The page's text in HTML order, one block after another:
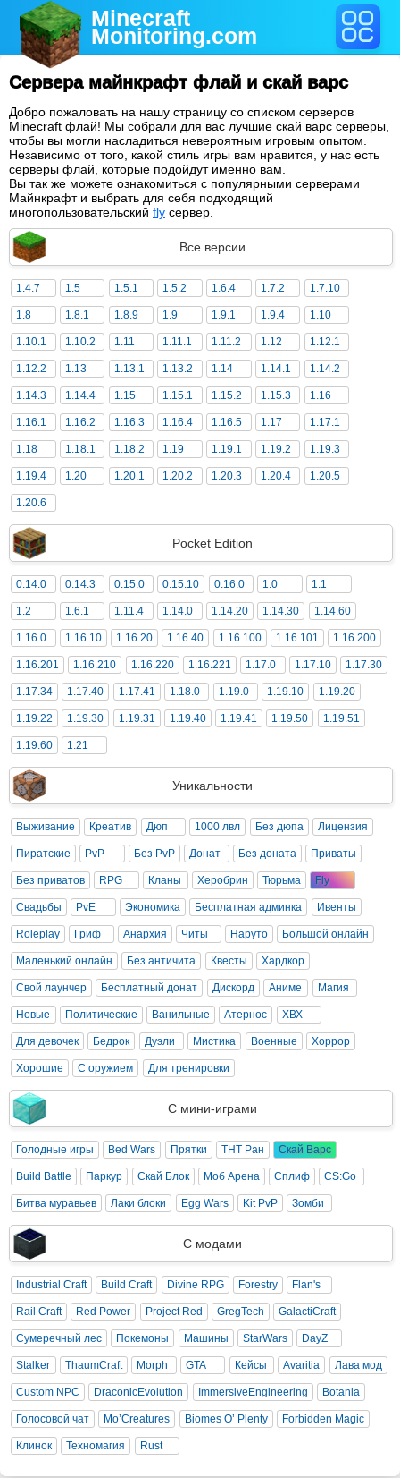
Minecraft
Monitoring.com
Сервера майнкрафт флай и скай варс
Добро пожаловать на нашу страницу со списком серверов
Minecraft флай! Мы собрали для вас лучшие скай варс серверы,
чтобы вы могли насладиться невероятным игровым опытом.
Независимо от того, какой стиль игры вам нравится, у нас есть
серверы флай, которые подойдут именно вам.
Вы так же можете ознакомиться с популярными серверами
Майнкрафт и выбрать для себя подходящий
многопользовательский fly сервер.
Все версии
1.4.7 1.5 1.5.1 1.5.2 1.6.4 1.7.2 1.7.10
1.8 1.8.1 1.8.9 1.9 1.9.1 1.9.4 1.10
1.10.1 1.10.2 1.11 1.11.1 1.11.2 1.12 1.12.1
1.12.2 1.13 1.13.1 1.13.2 1.14 1.14.1 1.14.2
1.14.3 1.14.4 1.15 1.15.1 1.15.2 1.15.3 1.16
1.16.1 1.16.2 1.16.3 1.16.4 1.16.5 1.17 1.17.1
1.18 1.18.1 1.18.2 1.19 1.19.1 1.19.2 1.19.3
1.19.4 1.20 1.20.1 1.20.2 1.20.3 1.20.4 1.20.5
1.20.6
Pocket Edition
0.14.0 0.14.3 0.15.0 0.15.10 0.16.0 1.0 1.1
1.2 1.6.1 1.11.4 1.14.0 1.14.20 1.14.30 1.14.60
1.16.0 1.16.10 1.16.20 1.16.40 1.16.100 1.16.101 1.16.200
1.16.201 1.16.210 1.16.220 1.16.221 1.17.0 1.17.10 1.17.30
1.17.34 1.17.40 1.17.41 1.18.0 1.19.0 1.19.10 1.19.20
1.19.22 1.19.30 1.19.31 1.19.40 1.19.41 1.19.50 1.19.51
1.19.60 1.21
Уникальности
Выживание Креатив Дюп 1000 лвл Без дюпа Лицензия
Пиратские PvP Без PvP Донат Без доната Приваты
Без приватов RPG Кланы Херобрин Тюрьма Fly
Свадьбы PvE Экономика Бесплатная админка Ивенты
Roleplay Гриф Анархия Читы Наруто Большой онлайн
Маленький онлайн Без античита Квесты Хардкор
Свой лаунчер Бесплатный донат Дискорд Аниме Магия
Новые Политические Ванильные Атернос ХВХ
Для девочек Бедрок Дуэли Мистика Военные Хоррор
Хорошие С оружием Для тренировки
С мини-играми
Голодные игры Bed Wars Прятки ТНТ Ран Скай Варс
Build Battle Паркур Скай Блок Моб Арена Сплиф CS:Go
Битва муравьев Лаки блоки Egg Wars Kit PvP Зомби
С модами
Industrial Craft Build Craft Divine RPG Forestry Flan's
Rail Craft Red Power Project Red GregTech GalactiCraft
Сумеречный лес Покемоны Машины StarWars DayZ
Stalker ThaumCraft Morph GTA Кейсы Avaritia Лава мод
Custom NPC DraconicEvolution ImmersiveEngineering Botania
Голосовой чат Mo’Creatures Biomes O’ Plenty Forbidden Magic
Клинок Техномагия Rust